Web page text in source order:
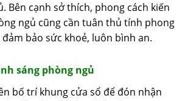
Bên cạnh sở thích, phong cách kiến
ngủ cũng cần tuân thủ tính phong
bảo sức khoẻ, luôn bình an.
sáng phòng ngủ
bố trí khung cửa sổ để đón nhận